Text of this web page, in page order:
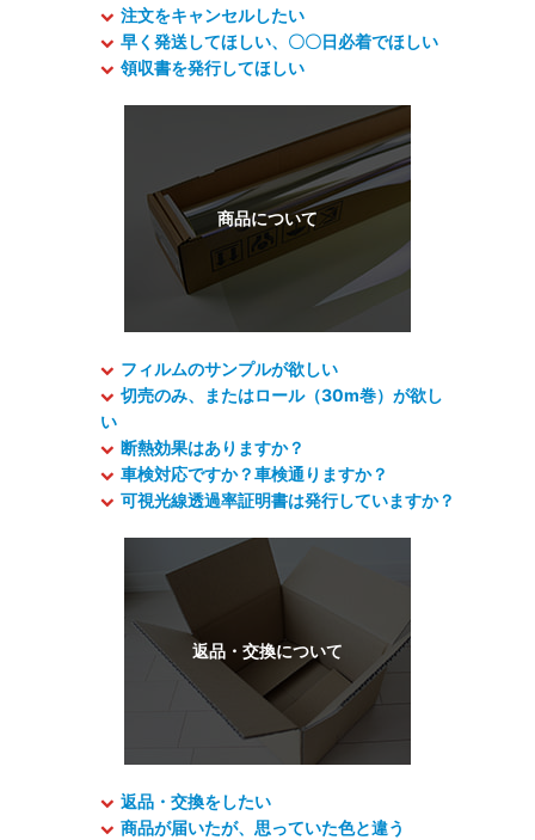
注文をキャンセルしたい
早く発送してほしい、〇〇日必着でほしい
領収書を発行してほしい
フィルムのサンプルが欲しい
切売のみ、またはロール（30m巻）が欲し
い
断熱効果はありますか？
車検対応ですか？車検通りますか？
可視光線透過率証明書は発行していますか？
返品・交換をしたい
商品が届いたが、思っていた色と違う